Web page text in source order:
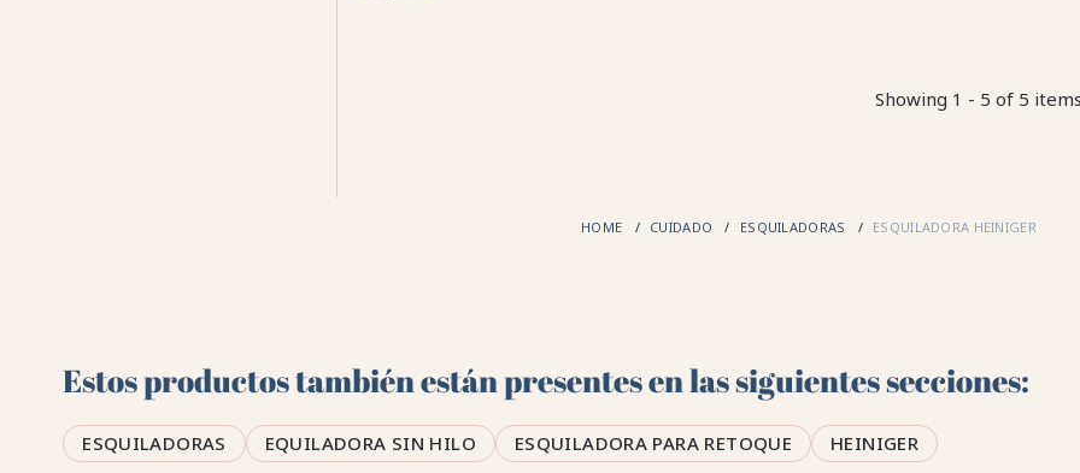
Showing 1 - 5 of 5
HOME CUIDADO ESQUILADORAS ESQUILADORA HEINIGER
Estos productos también están presentes en las siguientes secciones:
ESQUILADORAS EQUILADORA SIN HILO ESQUILADORA PARA RETOQUE HEINIGER